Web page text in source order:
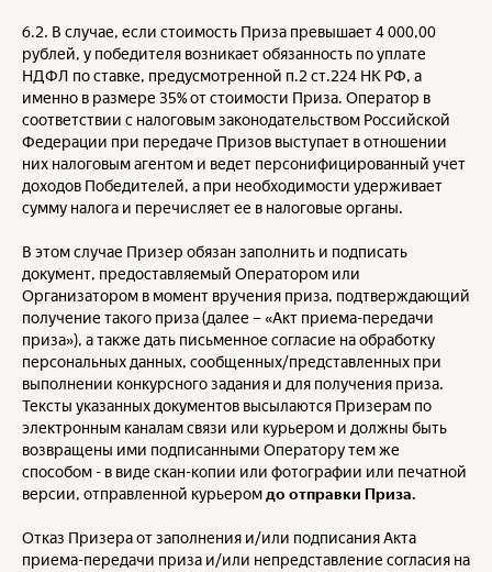
6.2. В случае, если стоимость Приза превышает 4 000,00
рублей, у победителя возникает обязанность по уплате
НДФЛ по ставке, предусмотренной п.2 ст.224 НК РФ, а
именно в размере 35% от стоимости Приза. Оператор в
соответствии с налоговым законодательством Российской
Федерации при передаче Призов выступает в отношении
них налоговым агентом и ведет персонифицированный учет
доходов Победителей, а при необходимости удерживает
сумму налога и перечисляет ее в налоговые органы.
В этом случае Призер обязан заполнить и подписать
документ, предоставляемый Оператором или
Организатором в момент вручения приза, подтверждающий
получение такого приза (далее – «Акт приема-передачи
приза»), а также дать письменное согласие на обработку
персональных данных, сообщенных/представленных при
выполнении конкурсного задания и для получения приза.
Тексты указанных документов высылаются Призерам по
электронным каналам связи или курьером и должны быть
возвращены ими подписанными Оператору тем же
способом - в виде скан-копии или фотографии или печатной
версии, отправленной курьеромдо отправки Приза.
Отказ Призера от заполнения и/или подписания Акта
приема-передачи приза и/или непредставление согласия на